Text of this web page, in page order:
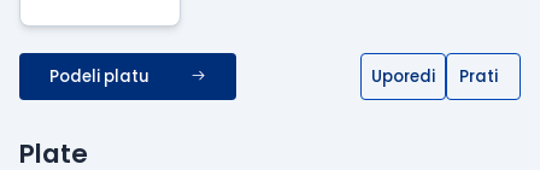
Podeli platu Uporedi Prati
Plate